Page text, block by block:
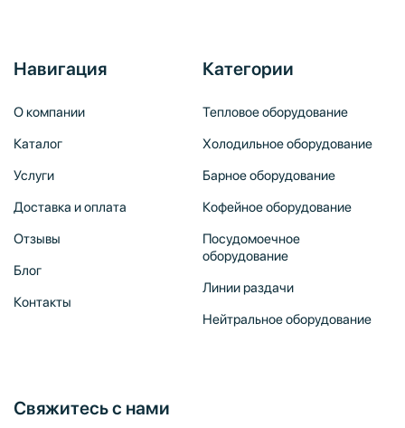
Навигация
О компании
Каталог
Услуги
Доставка и оплата
Отзывы
Блог
Контакты
Категории
Тепловое оборудование
Холодильное оборудование
Барное оборудование
Кофейное оборудование
Посудомоечное
оборудование
Линии раздачи
Нейтральное оборудование
Свяжитесь с нами